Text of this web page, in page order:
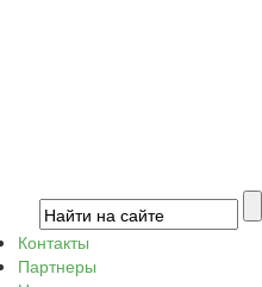
Контакты
Партнеры